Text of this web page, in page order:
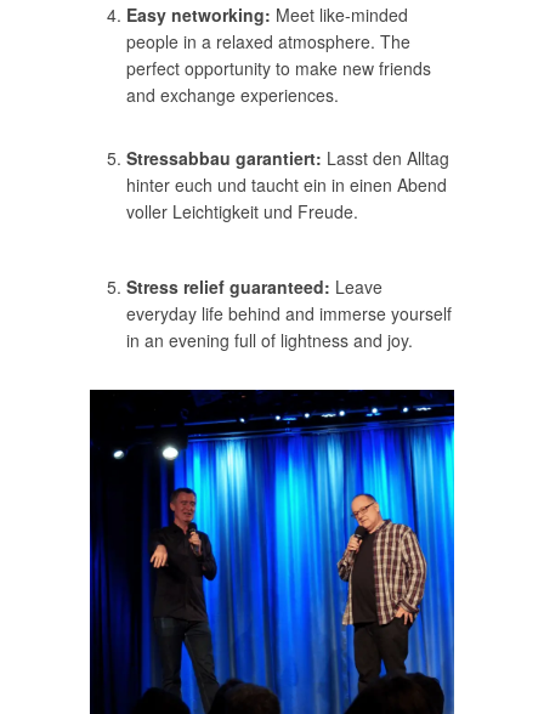
Easy networking: Meet like-minded
people in a relaxed atmosphere. The
perfect opportunity to make new friends
and exchange experiences.
Stressabbau garantiert: Lasst den Alltag
hinter euch und taucht ein in einen Abend
voller Leichtigkeit und Freude.
Stress relief guaranteed: Leave
everyday life behind and immerse yourself
in an evening full of lightness and joy.